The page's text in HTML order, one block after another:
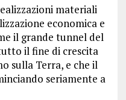
materiali
economica e
il grande tunnel del
il fine di crescita
sulla Terra, e che il
seriamente a